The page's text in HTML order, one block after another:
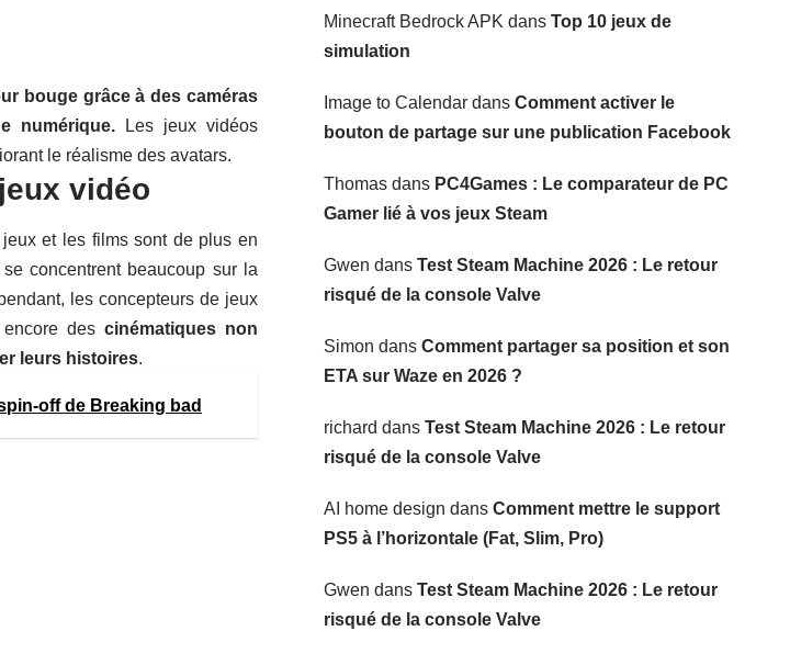
bouge grâce à des caméras
numérique. Les jeux vidéos
le réalisme des avatars.
vidéo
et les films sont de plus en
concentrent beaucoup sur la
les concepteurs de jeux
des cinématiques non
leurs histoires.
off de Breaking bad
Minecraft Bedrock APK dans Top 10 jeux de
simulation
Image to Calendardans Comment activer le
bouton de partage sur une publication Facebook
Thomasdans PC4Games : Le comparateur de PC
Gamer lié à vos jeux Steam
Gwen dans Test Steam Machine 2026 : Le retour
risqué de la console Valve
Simon dans Comment partager sa position et son
ETA sur Waze en 2026 ?
richard dans Test Steam Machine 2026 : Le retour
risqué de la console Valve
AI home design dans Comment mettre le support
PS5 à l’horizontale (Fat, Slim, Pro)
Gwen dans Test Steam Machine 2026 : Le retour
risqué de la console Valve